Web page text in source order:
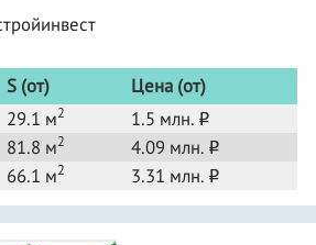
S (от)
Цена (от)
29.1 м2 1.5 млн. o
81.8 м2 4.09 млн. o
66.1 м2 3.31 млн. o